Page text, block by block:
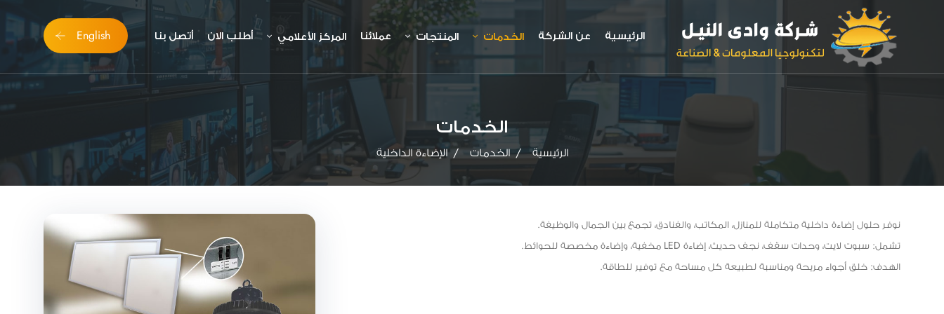
الرئيسية عن الشركة الخدمات المنتجات عملائنا المركز اﻷعلامي أطلب الان أتصل بنا English
الخدمات
الرئيسية الخدمات الإضاءة الداخلية
نوفر حلول إضاءة داخلية متكاملة للمنازل، المكاتب، والفنادق، تجمع بين الجمال والوظيفة.
تشمل: سبوت لايت، وحدات سقف، نجف حديث، إضاءة LED مخفية، وإضاءة مخصصة للحوائط.
الهدف: خلق أجواء مريحة ومناسبة لطبيعة كل مساحة مع توفير للطاقة.